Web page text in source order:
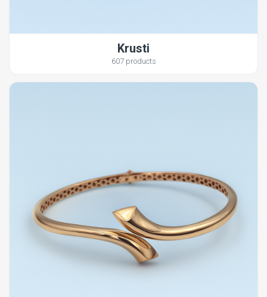
Krusti
607 products